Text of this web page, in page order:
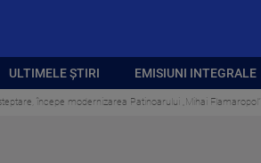
ULTIMELE ȘTIRI EMISIUNI INTEGRALE
începe modernizarea Patinoarului „Mihai